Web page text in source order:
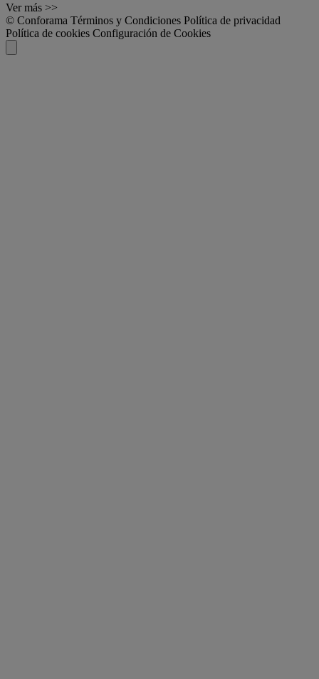
Ver más >>
© Conforama Términos y Condiciones Política de privacidad
Política de cookies Configuración de Cookies